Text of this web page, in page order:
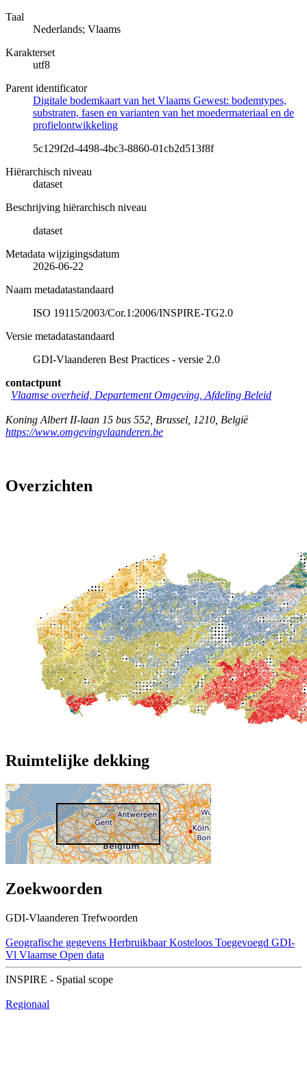
Taal
Nederlands; Vlaams
Karakterset
utf8
Parent identificator
Digitale bodemkaart van het Vlaams Gewest: bodemtypes,
substraten, fasen en varianten van het moedermateriaal en de
profielontwikkeling
5c129f2d-4498-4bc3-8860-01cb2d513f8f
Hiërarchisch niveau
dataset
Beschrijving hiërarchisch niveau
dataset
Metadata wijzigingsdatum
2026-06-22
Naam metadatastandaard
ISO 19115/2003/Cor.1:2006/INSPIRE-TG2.0
Versie metadatastandaard
GDI-Vlaanderen Best Practices - versie 2.0
contactpunt
Vlaamse overheid, Departement Omgeving, Afdeling Beleid
Koning Albert II-laan 15 bus 552 Brussel 1210 België
https://www.omgevingvlaanderen.be
Overzichten
Ruimtelijke dekking
Zoekwoorden
GDI-Vlaanderen Trefwoorden
Geografische gegevens Herbruikbaar Kosteloos Toegevoegd GDI-
Vl Vlaamse Open data
INSPIRE - Spatial scope
Regionaal